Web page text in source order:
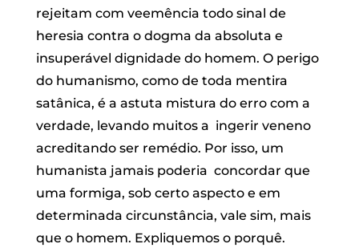
rejeitam com veemência todo sinal de
heresia contra o dogma da absoluta e
insuperável dignidade do homem. O perigo
do humanismo, como de toda mentira
satânica, é a astuta mistura do erro com a
verdade, levando muitos a ingerir veneno
acreditando ser remédio. Por isso, um
humanista jamais poderia concordar que
uma formiga, sob certo aspecto e em
determinada circunstância, vale sim, mais
que o homem. Expliquemos o porquê.